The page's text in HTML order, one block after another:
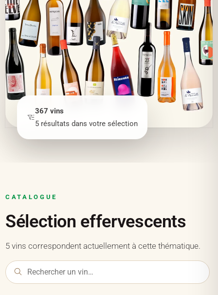
367 vins
5 résultats dans votre sélection
CATALOGUE
Sélection effervescents
5 vins correspondent actuellement à cette thématique.